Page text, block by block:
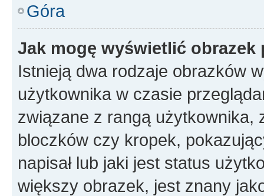
Góra
Jak mogę wyświetlić
Istnieją dwa rodzaje obrazków
użytkownika w czasie
związane z rangą użytkownika,
bloczków czy kropek,
napisał lub jaki jest status
większy obrazek, jest znany